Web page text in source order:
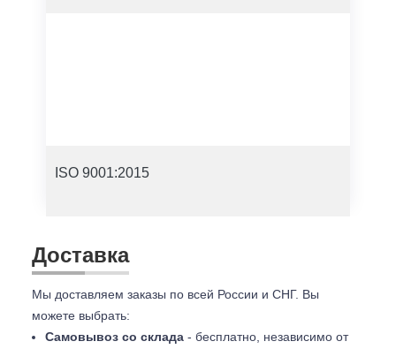
ISO 9001:2015
Доставка
Мы доставляем заказы по всей России и СНГ. Вы
можете выбрать:
Самовывоз со склада - бесплатно, независимо от